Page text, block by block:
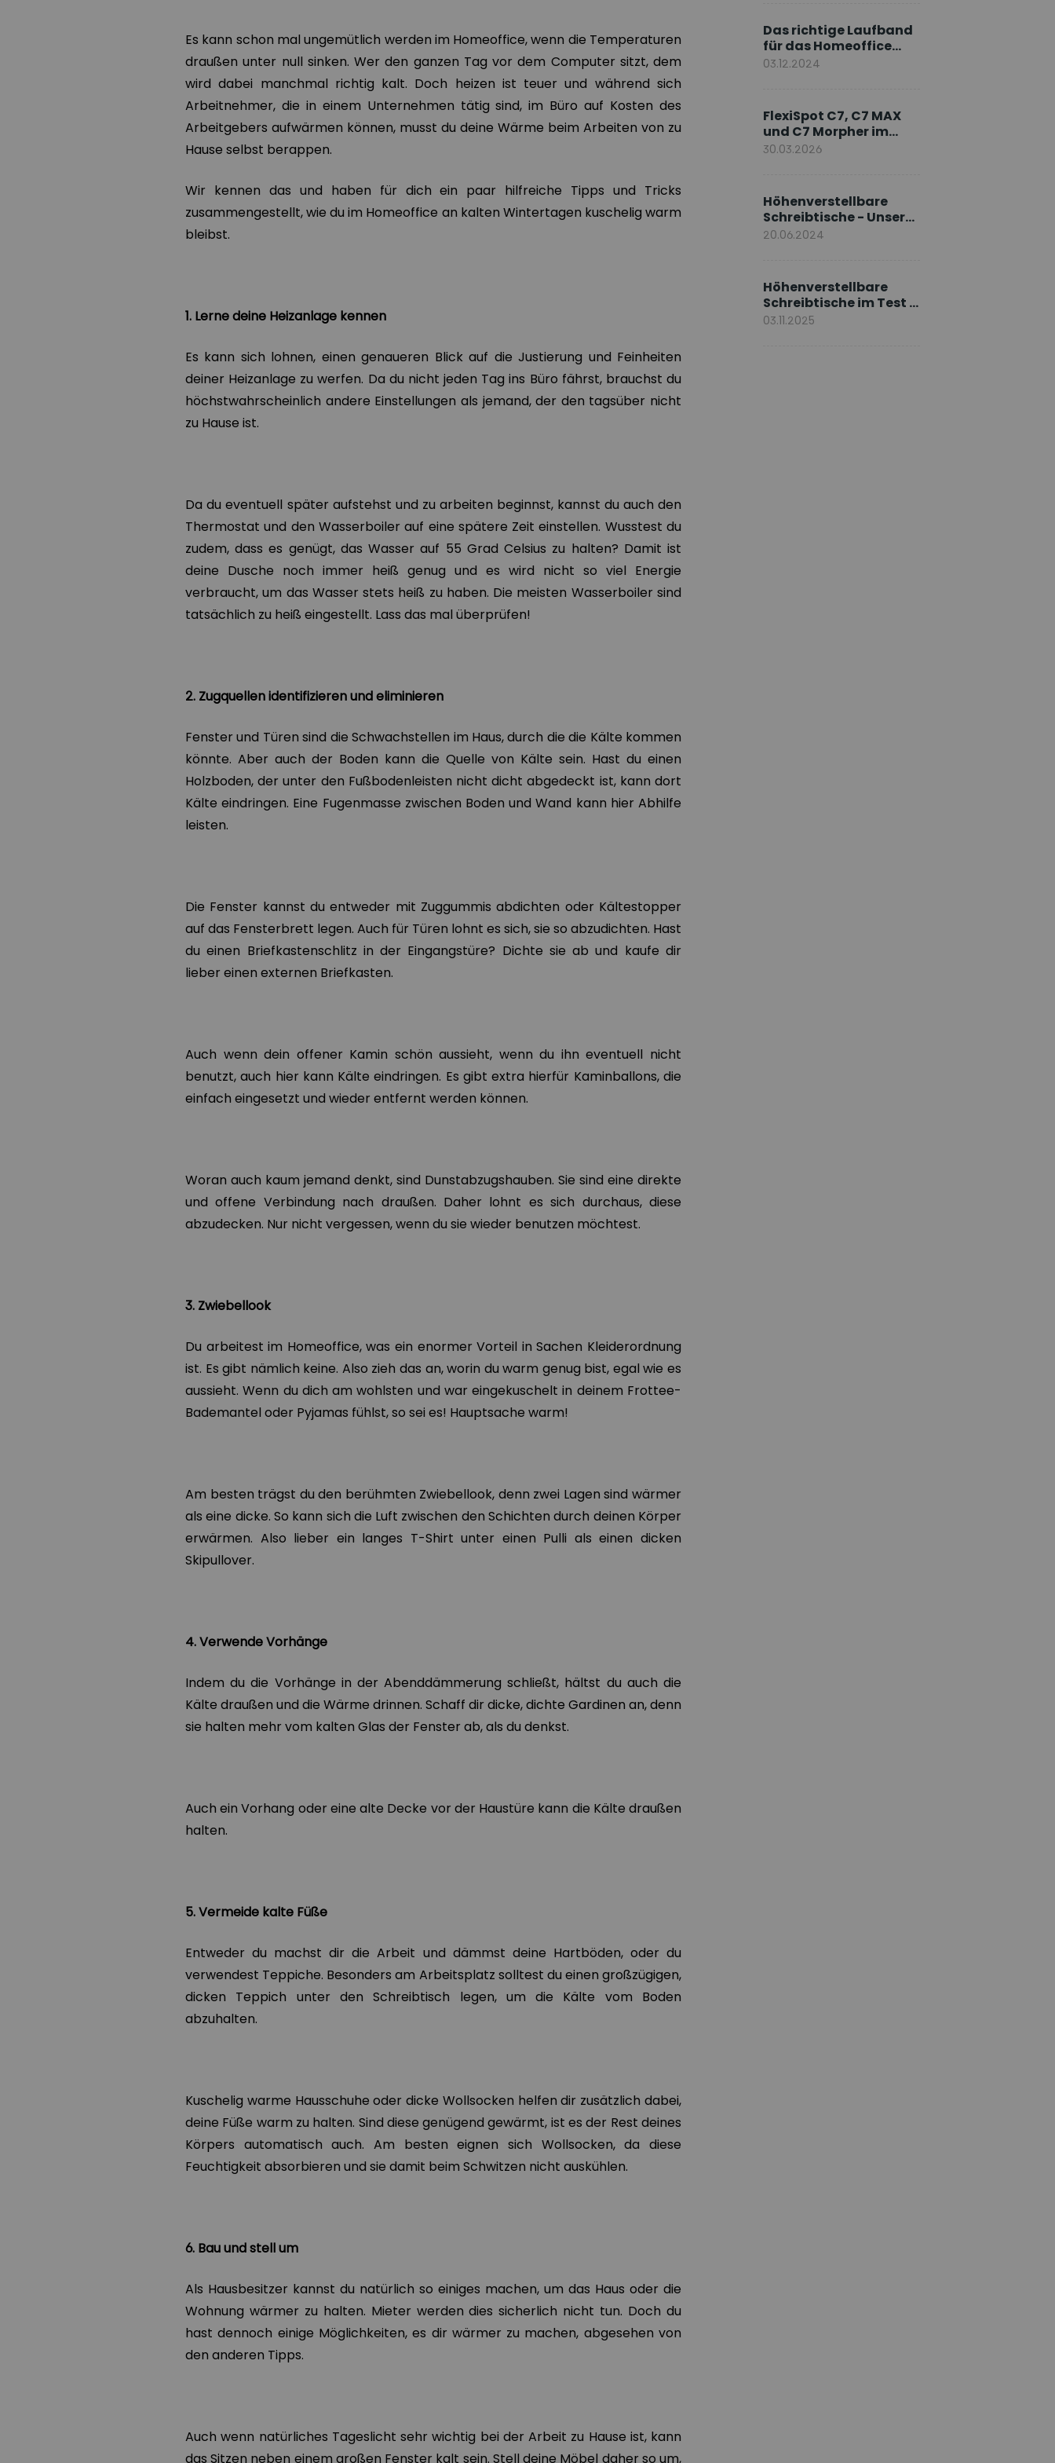
Es kann schon mal ungemütlich werden im Homeoffice, wenn die Temperaturen
draußen unter null sinken. Wer den ganzen Tag vor dem Computer sitzt, dem
wird dabei manchmal richtig kalt. Doch heizen ist teuer und während sich
Arbeitnehmer, die in einem Unternehmen tätig sind, im Büro auf Kosten des
Arbeitgebers aufwärmen können, musst du deine Wärme beim Arbeiten von zu
Hause selbst berappen.
Wir kennen das und haben für dich ein paar hilfreiche Tipps und Tricks
zusammengestellt, wie du im Homeoffice an kalten Wintertagen kuschelig warm
bleibst.
1. Lerne deine Heizanlage kennen
Es kann sich lohnen, einen genaueren Blick auf die Justierung und Feinheiten
deiner Heizanlage zu werfen. Da du nicht jeden Tag ins Büro fährst, brauchst du
höchstwahrscheinlich andere Einstellungen als jemand, der den tagsüber nicht
zu Hause ist.
Da du eventuell später aufstehst und zu arbeiten beginnst, kannst du auch den
Thermostat und den Wasserboiler auf eine spätere Zeit einstellen. Wusstest du
zudem, dass es genügt, das Wasser auf 55 Grad Celsius zu halten? Damit ist
deine Dusche noch immer heiß genug und es wird nicht so viel Energie
verbraucht, um das Wasser stets heiß zu haben. Die meisten Wasserboiler sind
tatsächlich zu heiß eingestellt. Lass das mal überprüfen!
2. Zugquellen identifizieren und eliminieren
Fenster und Türen sind die Schwachstellen im Haus, durch die die Kälte kommen
könnte. Aber auch der Boden kann die Quelle von Kälte sein. Hast du einen
Holzboden, der unter den Fußbodenleisten nicht dicht abgedeckt ist, kann dort
Kälte eindringen. Eine Fugenmasse zwischen Boden und Wand kann hier Abhilfe
leisten.
Die Fenster kannst du entweder mit Zuggummis abdichten oder Kältestopper
auf das Fensterbrett legen. Auch für Türen lohnt es sich, sie so abzudichten. Hast
du einen Briefkastenschlitz in der Eingangstüre? Dichte sie ab und kaufe dir
lieber einen externen Briefkasten.
Auch wenn dein offener Kamin schön aussieht, wenn du ihn eventuell nicht
benutzt, auch hier kann Kälte eindringen. Es gibt extra hierfür Kaminballons, die
einfach eingesetzt und wieder entfernt werden können.
Woran auch kaum jemand denkt, sind Dunstabzugshauben. Sie sind eine direkte
und offene Verbindung nach draußen. Daher lohnt es sich durchaus, diese
abzudecken. Nur nicht vergessen, wenn du sie wieder benutzen möchtest.
3. Zwiebellook
Du arbeitest im Homeoffice, was ein enormer Vorteil in Sachen Kleiderordnung
ist. Es gibt nämlich keine. Also zieh das an, worin du warm genug bist, egal wie es
aussieht. Wenn du dich am wohlsten und war eingekuschelt in deinem Frottee-
Bademantel oder Pyjamas fühlst, so sei es! Hauptsache warm!
Am besten trägst du den berühmten Zwiebellook, denn zwei Lagen sind wärmer
als eine dicke. So kann sich die Luft zwischen den Schichten durch deinen Körper
erwärmen. Also lieber ein langes T-Shirt unter einen Pulli als einen dicken
Skipullover.
4. Verwende Vorhänge
Indem du die Vorhänge in der Abenddämmerung schließt, hältst du auch die
Kälte draußen und die Wärme drinnen. Schaff dir dicke, dichte Gardinen an, denn
sie halten mehr vom kalten Glas der Fenster ab, als du denkst.
Auch ein Vorhang oder eine alte Decke vor der Haustüre kann die Kälte draußen
halten.
5. Vermeide kalte Füße
Entweder du machst dir die Arbeit und dämmst deine Hartböden, oder du
verwendest Teppiche. Besonders am Arbeitsplatz solltest du einen großzügigen,
dicken Teppich unter den Schreibtisch legen, um die Kälte vom Boden
abzuhalten.
Kuschelig warme Hausschuhe oder dicke Wollsocken helfen dir zusätzlich dabei,
deine Füße warm zu halten. Sind diese genügend gewärmt, ist es der Rest deines
Körpers automatisch auch. Am besten eignen sich Wollsocken, da diese
Feuchtigkeit absorbieren und sie damit beim Schwitzen nicht auskühlen.
6. Bau und stell um
Als Hausbesitzer kannst du natürlich so einiges machen, um das Haus oder die
Wohnung wärmer zu halten. Mieter werden dies sicherlich nicht tun. Doch du
hast dennoch einige Möglichkeiten, es dir wärmer zu machen, abgesehen von
den anderen Tipps.
Auch wenn natürliches Tageslicht sehr wichtig bei der Arbeit zu Hause ist, kann
das Sitzen neben einem großen Fenster kalt sein. Stell deine Möbel daher so um,
Das richtige Laufband
für das Homeoffice
wählen
03.12.2024
FlexiSpot C7, C7 MAX
und C7 Morpher im
Vergleich: Welches
30.03.2026
Höhenverstellbare
Schreibtische - Unsere
E7-Serie
20.06.2024
Höhenverstellbare
Schreibtische im Test –
Die besten Standing
03.11.2025